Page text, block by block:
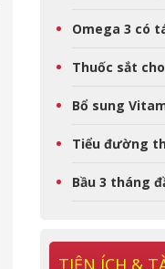
Omega 3 có
Thuốc sắt
Bổ sung
Tiểu đường
Bầu 3 tháng
TIỆN ÍCH &